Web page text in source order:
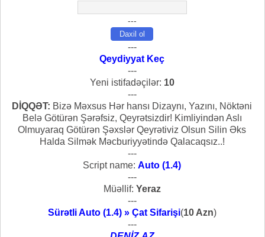
---
---
Qeydiyyat Keç
---
Yeni istifadəçilər: 10
---
DİQQƏT: Bizə Məxsus Hər hansı Dizaynı, Yazını, Nöktəni
Belə Götürən Şərəfsiz, Qeyrətsizdir! Kimliyindən Aslı
Olmuyaraq Götürən Şəxslər Qeyrətiviz Olsun Silin Əks
Halda Silmək Məcburiyyətində Qalacaqsız..!
---
Script name: Auto (1.4)
---
Müəllif: Yeraz
---
Sürətli Auto (1.4) » Çat Sifarişi(10 Azn)
---